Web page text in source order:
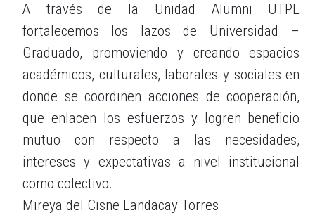
A través de la Unidad Alumni UTPL
fortalecemos los lazos de Universidad –
Graduado, promoviendo y creando espacios
académicos, culturales, laborales y sociales en
donde se coordinen acciones de cooperación,
que enlacen los esfuerzos y logren beneficio
mutuo con respecto a las necesidades,
intereses y expectativas a nivel institucional
como colectivo.
Mireya del Cisne Landacay Torres